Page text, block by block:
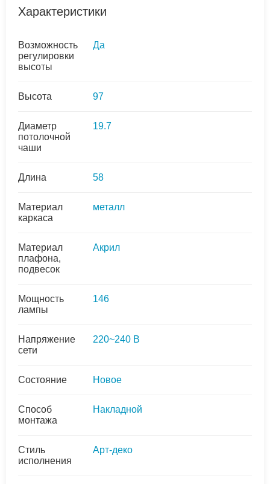
Характеристики
Возможность
регулировки
высоты
Да
Высота 97
Диаметр
потолочной
чаши
19.7
Длина 58
Материал
каркаса
металл
Материал
плафона,
подвесок
Акрил
Мощность
лампы
146
Напряжение
сети
220~240 В
Состояние Новое
Способ
монтажа
Накладной
Стиль
исполнения
Арт-деко